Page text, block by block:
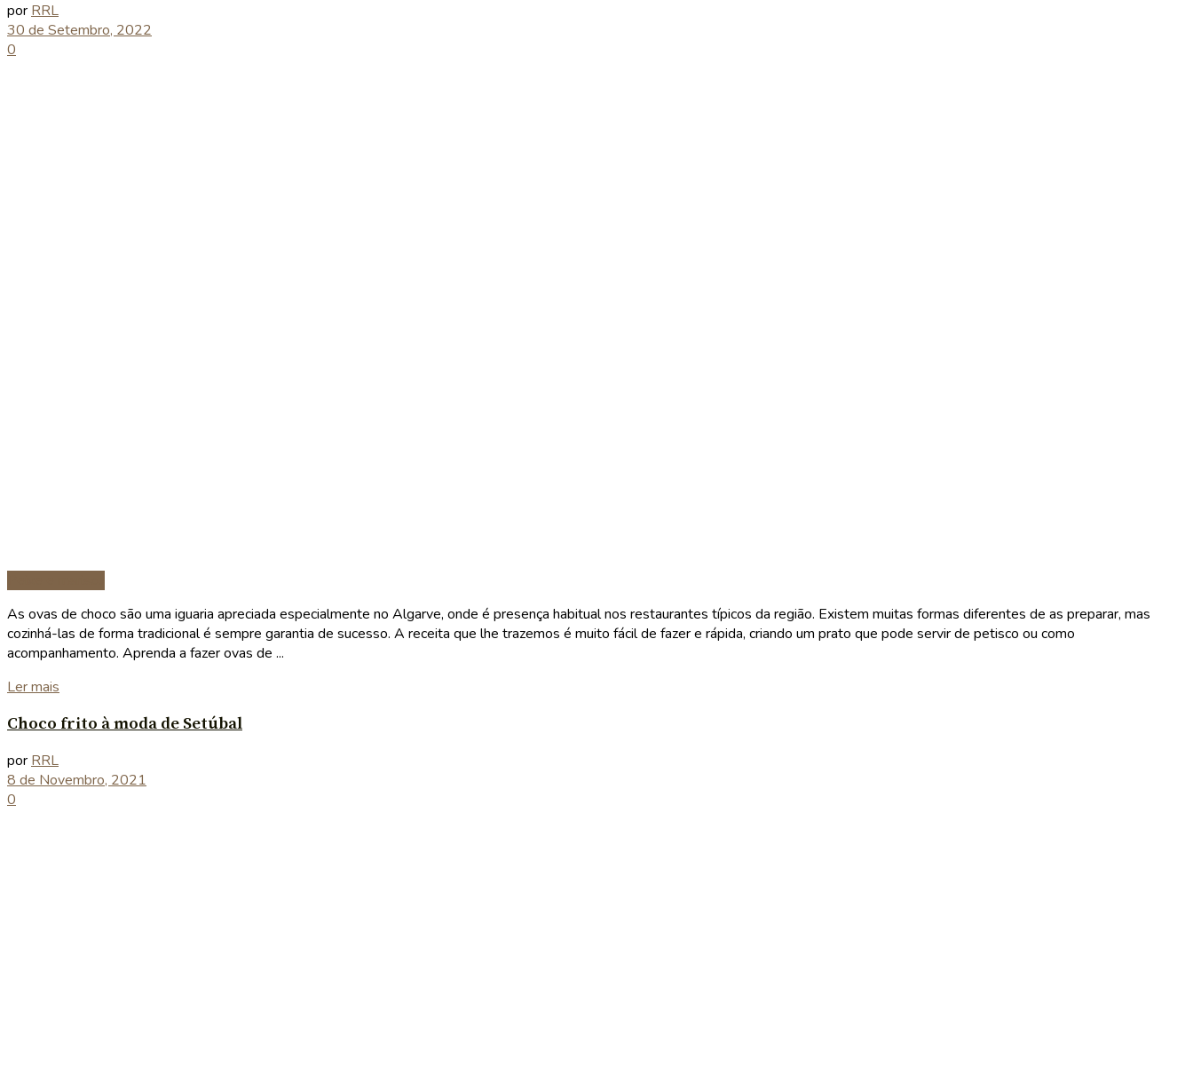
porRRL
30 de Setembro, 2022
0
As ovas de choco são uma iguaria apreciada especialmente no Algarve, onde é presença habitual nos restaurantes típicos da região. Existem muitas formas diferentes de as preparar, mas
cozinhá-las de forma tradicional é sempre garantia de sucesso. A receita que lhe trazemos é muito fácil de fazer e rápida, criando um prato que pode servir de petisco ou como
acompanhamento. Aprenda a fazer ovas de ...
Ler mais
Choco frito à moda de Setúbal
por RRL
8 de Novembro, 2021
0